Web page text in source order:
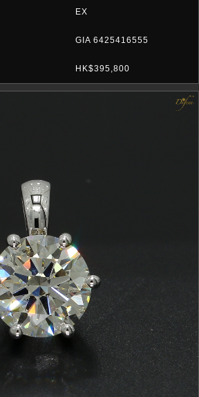
EX
GIA 6425416555
HK$395,800